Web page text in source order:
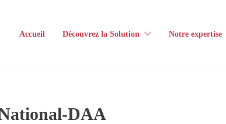
Accueil Découvrez la Solution Notre expertise
DAA